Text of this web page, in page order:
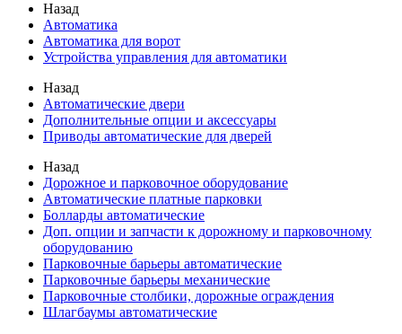
Назад
Автоматика
Автоматика для ворот
Устройства управления для автоматики
Назад
Автоматические двери
Дополнительные опции и аксессуары
Приводы автоматические для дверей
Назад
Дорожное и парковочное оборудование
Автоматические платные парковки
Болларды автоматические
Доп. опции и запчасти к дорожному и парковочному
оборудованию
Парковочные барьеры автоматические
Парковочные барьеры механические
Парковочные столбики, дорожные ограждения
Шлагбаумы автоматические